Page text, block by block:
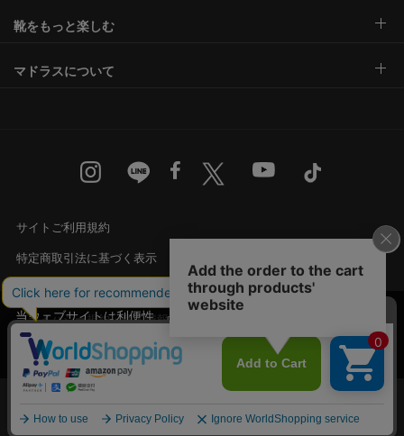
靴をもっと楽しむ
マドラスについて
サイトご利用規約
特定商取引法に基づく表示
古物営業法に基づく表示
プライバシー規約・個人情報の取り扱い
カスタマーハラスメントに対する基本方針
English 中文
© Madras Inc. All rights reserved.
当ウェブサイトは利便性、品質維持・向上を目的
にCookieを使用しております。詳細はプライバシ
ー規約をご覧ください。
承諾する